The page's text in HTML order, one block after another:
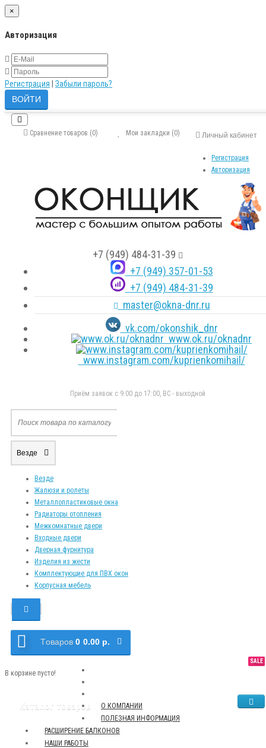
×
Авторизация
Регистрация Забыли пароль?
Личный кабинет
Регистрация
Авторизация
Мои закладки (0)
Сравнение товаров (0)
+7 (949) 484-31-39
+7 (949) 357-01-53
+7 (949) 484-31-39
master@okna-dnr.ru
vk.com/okonshik_dnr
www.ok.ru/oknadnr
www.instagram.com/kuprienkomihail/
Приём заявок с 9:00 до 17:00, ВС - выходной
Везде
Везде
Жалюзи и ролеты
Металлопластиковые окна
Радиаторы отопления
Межкомнатные двери
Входные двери
Дверная фурнитура
Изделия из жести
Комплектующие для ПВХ окон
Корпусная мебель
Tоваров 0 0.00 р.
В корзине пусто!
Каталог товаров
О КОМПАНИИ
ПОЛЕЗНАЯ ИНФОРМАЦИЯ
NEW
РАСШИРЕНИЕ БАЛКОНОВ
TOP
НАШИ РАБОТЫ
SALE